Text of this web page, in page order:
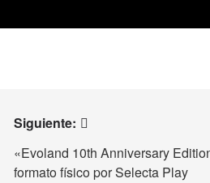
Siguiente:
«Evoland 10th Anniversary
formato físico por Selecta Play